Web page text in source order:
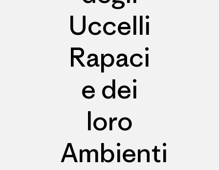
Uccelli
Rapaci
e dei
loro
Ambienti